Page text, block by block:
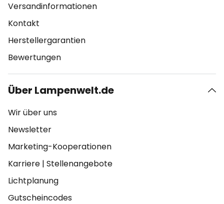
Versandinformationen
Kontakt
Herstellergarantien
Bewertungen
Über Lampenwelt.de
Wir über uns
Newsletter
Marketing-Kooperationen
Karriere | Stellenangebote
Lichtplanung
Gutscheincodes